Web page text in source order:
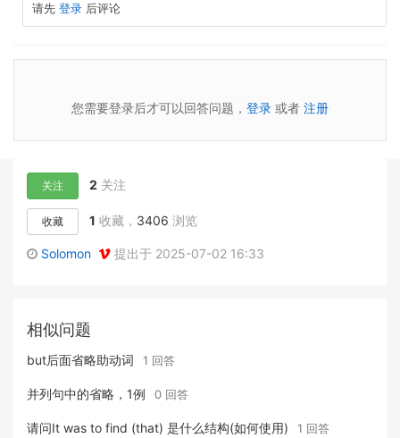
请先 登录 后评论
您需要登录后才可以回答问题， 登录 或者 注册
关注 2 关注
收藏 1 收藏， 3406 浏览
Solomon 提出于 2025-07-02 16:33
相似问题
but后面省略助动词 1 回答
并列句中的省略，1例 0 回答
请问It was to find (that) 是什么结构(如何使用) 1 回答